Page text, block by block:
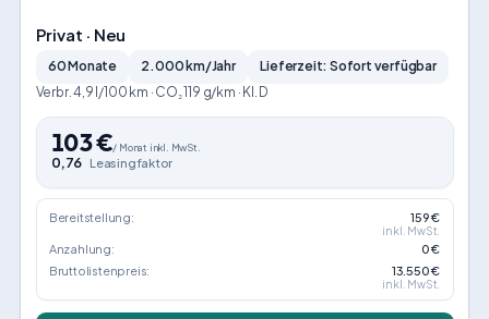
Privat · Neu
60 Monate 2.000 km/Jahr
Lieferzeit: Sofort verfügbar
Verbr. 4,9 l/100 km · CO₂ 119 g/km · Kl. D
103€/ Monat inkl. MwSt.
0,76 Leasingfaktor
Bereitstellung: 159 €
inkl. MwSt.
Anzahlung:
0 €
Bruttolistenpreis:
13.550 €
inkl. MwSt.